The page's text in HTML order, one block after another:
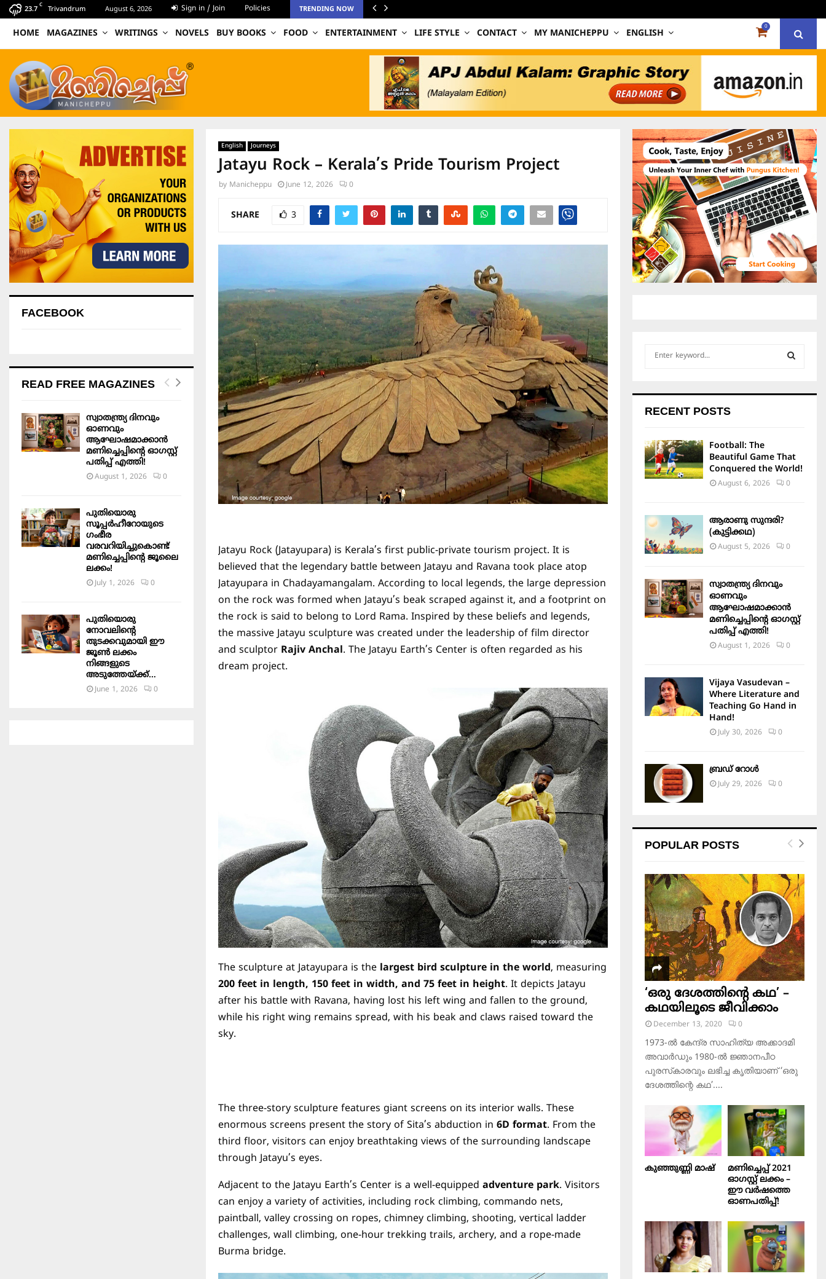
23.7 C Trivandrum August 6, 2026 Sign in / Join Policies TRENDING NOW
HOME MAGAZINES WRITINGS NOVELS BUY BOOKS FOOD ENTERTAINMENT LIFE STYLE CONTACT MY MANICHEPPU ENGLISH
0
English Journeys
Jatayu Rock – Kerala’s Pride Tourism Project
by Manicheppu June 12, 2026 0
SHARE 3
Jatayu Rock (Jatayupara) is Kerala’s first public-private tourism project. It is
believed that the legendary battle between Jatayu and Ravana took place atop
Jatayupara in Chadayamangalam. According to local legends, the large depression
on the rock was formed when Jatayu’s beak scraped against it, and a footprint on
the rock is said to belong to Lord Rama. Inspired by these beliefs and legends,
the massive Jatayu sculpture was created under the leadership of film director
and sculptor Rajiv Anchal. The Jatayu Earth’s Center is often regarded as his
dream project.
The sculpture at Jatayupara is the largest bird sculpture in the world, measuring
200 feet in length, 150 feet in width, and 75 feet in height. It depicts Jatayu
after his battle with Ravana, having lost his left wing and fallen to the ground,
while his right wing remains spread, with his beak and claws raised toward the
sky.
The three-story sculpture features giant screens on its interior walls. These
enormous screens present the story of Sita’s abduction in 6D format. From the
third floor, visitors can enjoy breathtaking views of the surrounding landscape
through Jatayu’s eyes.
Adjacent to the Jatayu Earth’s Center is a well-equipped adventure park. Visitors
can enjoy a variety of activities, including rock climbing, commando nets,
paintball, valley crossing on ropes, chimney climbing, shooting, vertical ladder
challenges, wall climbing, one-hour trekking trails, archery, and a rope-made
Burma bridge.
FACEBOOK
READ FREE MAGAZINES
സ്വാതന്ത്ര്യ ദിനവും
ഓണവും
ആഘോഷമാക്കാൻ
മണിച്ചെപ്പിന്റെ ഓഗസ്റ്റ്
പതിപ്പ് എത്തി!
August 1, 2026 0
പുതിയൊരു
സൂപ്പർഹീറോയുടെ
ഗംഭീര
വരവറിയിച്ചുകൊണ്ട്
മണിച്ചെപ്പിന്റെ ജൂലൈ
ലക്കം!
July 1, 2026 0
പുതിയൊരു
നോവലിന്റെ
തുടക്കവുമായി ഈ
ജൂൺ ലക്കം
നിങ്ങളുടെ
അടുത്തേയ്ക്ക്…
June 1, 2026 0
h
o
r
:
R
C
RECENT POSTS
Football: The
Beautiful Game That
Conquered the World!
August 6, 2026 0
ആരാണു സുന്ദരി?
(കുട്ടിക്കഥ)
August 5, 2026 0
സ്വാതന്ത്ര്യ ദിനവും
ഓണവും
ആഘോഷമാക്കാൻ
മണിച്ചെപ്പിന്റെ ഓഗസ്റ്റ്
പതിപ്പ് എത്തി!
August 1, 2026 0
Vijaya Vasudevan –
Where Literature and
Teaching Go Hand in
Hand!
July 30, 2026 0
ബ്രഡ് റോൾ
July 29, 2026 0
POPULAR POSTS
‘ഒരു ദേശത്തിന്റെ കഥ’ –
കഥയിലൂടെ ജീവിക്കാം
December 13, 2020 0
1973-ല്‍ കേന്ദ്ര സാഹിത്യ അക്കാദമി
അവാര്‍ഡും 1980-ല്‍ ജ്ഞാനപീഠ
പുരസ്‌കാരവും ലഭിച്ച കൃതിയാണ് ‘ഒരു
ദേശത്തിന്റെ കഥ’....
കുഞ്ഞുണ്ണി മാഷ്‌
മണിച്ചെപ്പ് 2021
ഓഗസ്റ്റ് ലക്കം –
ഈ വർഷത്തെ
ഓണപതിപ്പ്!